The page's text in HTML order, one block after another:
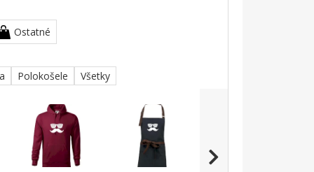
Ostatné
Polokošele Všetky